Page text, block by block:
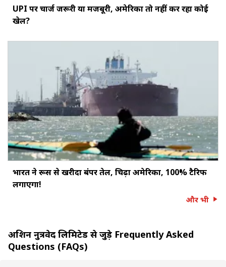
UPI पर चार्ज जरूरी या मजबूरी, अमेरिका तो नहीं कर रहा कोई
खेल?
भारत ने रूस से खरीदा बंपर तेल, चिढ़ा अमेरिका, 100% टैरिफ
लगाएगा!
और भी
अक्रिशन नुत्रवेद लिमिटेड से जुड़े Frequently Asked
Questions (FAQs)